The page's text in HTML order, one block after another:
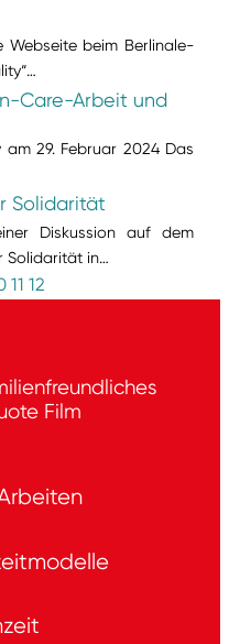
Webseite beim Berlinale-
Care-Arbeit und
29. Februar 2024 Das
Solidarität
Diskussion auf dem
Solidarität in…
11 12
Film